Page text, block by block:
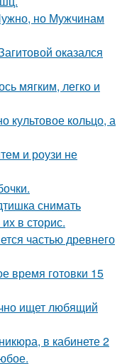
но Мужчинам
оказался
мягким, легко и
кольцо, а
и роузи не
снимать
в сторис.
частью древнего
время готовки 15
ищет любящий
в кабинете 2